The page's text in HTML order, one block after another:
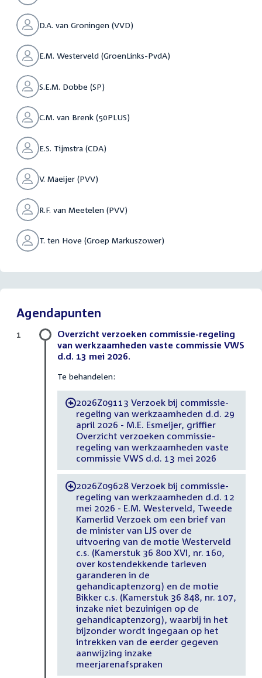
D.A. van Groningen (VVD)
E.M. Westerveld (GroenLinks-PvdA)
S.E.M. Dobbe (SP)
C.M. van Brenk (50PLUS)
E.S. Tijmstra (CDA)
V. Maeijer (PVV)
R.F. van Meetelen (PVV)
T. ten Hove (Groep Markuszower)
Agendapunten
Overzicht verzoeken commissie-regeling
van werkzaamheden vaste commissie VWS
d.d. 13 mei 2026.
Te behandelen:
-2026Z09113 Verzoek bij commissie-
regeling van werkzaamheden d.d. 29
april 2026 - M.E. Esmeijer, griffier
Overzicht verzoeken commissie-
regeling van werkzaamheden vaste
commissie VWS d.d. 13 mei 2026
-2026Z09628 Verzoek bij commissie-
regeling van werkzaamheden d.d. 12
mei 2026 - E.M. Westerveld, Tweede
Kamerlid Verzoek om een brief van
de minister van LJS over de
uitvoering van de motie Westerveld
c.s. (Kamerstuk 36 800 XVI, nr. 160,
over kostendekkende tarieven
garanderen in de
gehandicaptenzorg) en de motie
Bikker c.s. (Kamerstuk 36 848, nr. 107,
inzake niet bezuinigen op de
gehandicaptenzorg), waarbij in het
bijzonder wordt ingegaan op het
intrekken van de eerder gegeven
aanwijzing inzake
meerjarenafspraken
1